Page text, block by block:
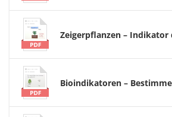
Zeigerpflanzen –
Bioindikatoren –